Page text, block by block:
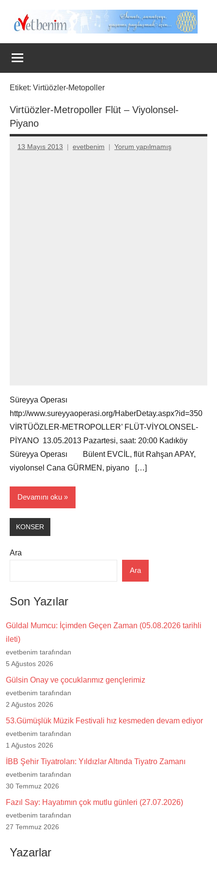
Evet
Benim
Etiket: Virtüözler-Metopoller
Virtüözler-Metropoller Flüt – Viyolonsel-
Piyano
13 Mayıs 2013 evetbenim Yorum yapılmamış
Süreyya Operası
http://www.sureyyaoperasi.org/HaberDetay.aspx?id=350
VİRTÜÖZLER-METROPOLLER’ FLÜT-VİYOLONSEL-
PİYANO 13.05.2013 Pazartesi, saat: 20:00 Kadıköy
Süreyya Operası Bülent EVCİL, flüt Rahşan APAY,
viyolonsel Cana GÜRMEN, piyano […]
Devamını oku
KONSER
Ara
Ara
Son Yazılar
Güldal Mumcu: İçimden Geçen Zaman (05.08.2026 tarihli
ileti)
evetbenim tarafından
5 Ağustos 2026
Gülsin Onay ve çocuklarımız gençlerimiz
evetbenim tarafından
2 Ağustos 2026
53.Gümüşlük Müzik Festivali hız kesmeden devam ediyor
evetbenim tarafından
1 Ağustos 2026
İBB Şehir Tiyatroları: Yıldızlar Altında Tiyatro Zamanı
evetbenim tarafından
30 Temmuz 2026
Fazıl Say: Hayatımın çok mutlu günleri (27.07.2026)
evetbenim tarafından
27 Temmuz 2026
Yazarlar